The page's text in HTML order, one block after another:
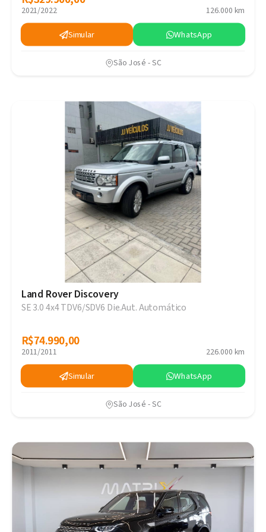
2021/2022 126.000 km
Simular WhatsApp
São José - SC
Land Rover Discovery
SE 3.0 4x4 TDV6/SDV6 Die.Aut. Automático
R$74.990,00
R$74.990,00
2011/2011 226.000 km
Simular WhatsApp
São José - SC